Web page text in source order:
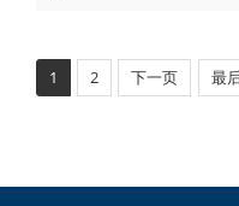
1 2 下一页 最